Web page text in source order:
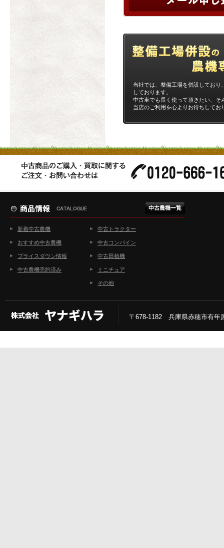
当社では、整備工場を併設してお
しております。
中古車でも長く使って頂きたい、そ
当店のご利用を心よりお待ちしてお
新着中古農機
おすすめ中古農機
プライスダウン情報
中古農機売約済み
中古トラクター
中古コンバイン
中古田植機
ミニチュア
その他
〒678-1182 兵庫県赤穂市有年